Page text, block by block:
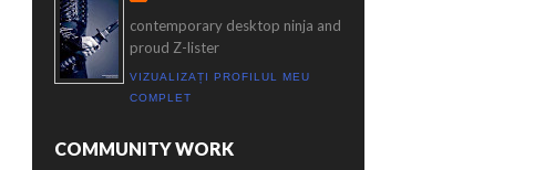
contemporary desktop ninja and
proud Z-lister
VIZUALIZAȚI PROFILUL MEU
COMPLET
COMMUNITY WORK